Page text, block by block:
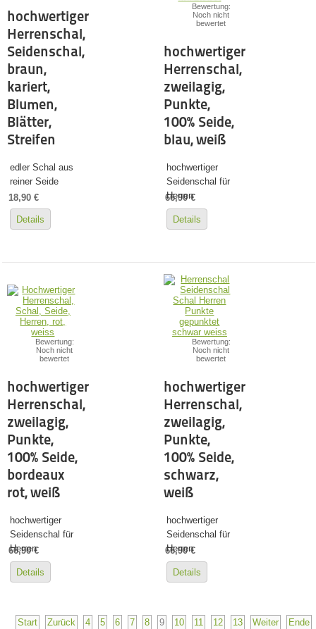
hochwertiger
Herrenschal,
Seidenschal,
braun,
kariert,
Blumen,
Blätter,
Streifen
edler Schal aus
reiner Seide
18,90 €
Details
Bewertung:
Noch nicht
bewertet
hochwertiger
Herrenschal,
zweilagig,
Punkte,
100% Seide,
blau, weiß
hochwertiger
Seidenschal für
Herren
66,90 €
Details
Bewertung:
Noch nicht
bewertet
hochwertiger
Herrenschal,
zweilagig,
Punkte,
100% Seide,
bordeaux
rot, weiß
hochwertiger
Seidenschal für
Herren
66,90 €
Details
Bewertung:
Noch nicht
bewertet
hochwertiger
Herrenschal,
zweilagig,
Punkte,
100% Seide,
schwarz,
weiß
hochwertiger
Seidenschal für
Herren
66,90 €
Details
Start Zurück 4 5 6 7 8 9 10 11 12 13 Weiter Ende